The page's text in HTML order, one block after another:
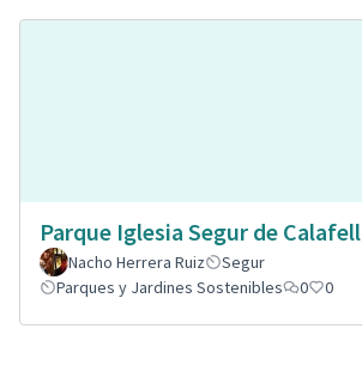
Parque Iglesia Segur de Calafell
Nacho Herrera Ruiz
Segur
Parques y Jardines Sostenibles
0 0